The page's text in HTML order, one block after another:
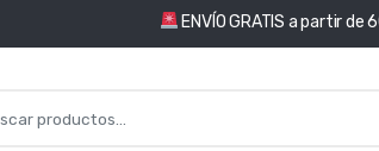
ENVÍO GRATIS a partir de